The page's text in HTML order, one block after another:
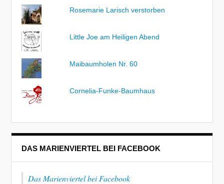
Rosemarie Larisch verstorben
Little Joe am Heiligen Abend
Maibaumholen Nr. 60
Cornelia-Funke-Baumhaus
DAS MARIENVIERTEL BEI FACEBOOK
Das Marienviertel bei Facebook